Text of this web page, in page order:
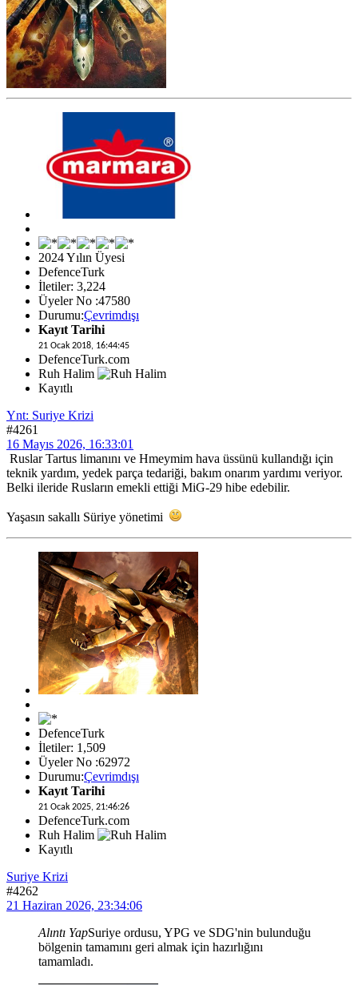
2024 Yılın Üyesi
DefenceTurk
İletiler: 3,224
Üyeler No :47580
Durumu:Çevrimdışı
Kayıt Tarihi
21 Ocak 2018, 16:44:45
DefenceTurk.com
Ruh Halim
Kayıtlı
Ynt: Suriye Krizi
#4261
16 Mayıs 2026, 16:33:01
Ruslar Tartus limanını ve Hmeymim hava üssünü kullandığı için
teknik yardım, yedek parça tedariği, bakım onarım yardımı veriyor.
Belki ileride Rusların emekli ettiği MiG-29 hibe edebilir.
Yaşasın sakallı Süriye yönetimi
DefenceTurk
İletiler: 1,509
Üyeler No :62972
Durumu:Çevrimdışı
Kayıt Tarihi
21 Ocak 2025, 21:46:26
DefenceTurk.com
Ruh Halim
Kayıtlı
Suriye Krizi
#4262
21 Haziran 2026, 23:34:06
Alıntı YapSuriye ordusu, YPG ve SDG'nin bulunduğu
bölgenin tamamını geri almak için hazırlığını
tamamladı.